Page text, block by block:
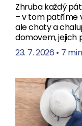
Zhruba každý
– v tom patříme
ale chaty a
domovem, jejich
23. 7. 2026 • 7